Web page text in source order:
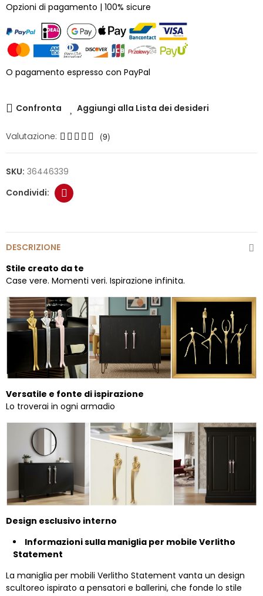
Opzioni di pagamento | 100% sicure
O pagamento espresso con PayPal
Confronta Aggiungi alla Lista dei desideri
Valutazione: (9)
SKU: 36446339
DESCRIZIONE
Stile creato da te
Case vere. Momenti veri. Ispirazione infinita.
Versatile e fonte di ispirazione
Lo troverai in ogni armadio
Design esclusivo interno
Informazioni sulla maniglia per mobile Verlitho
Statement
La maniglia per mobili Verlitho Statement vanta un design
scultoreo ispirato a pensatori e ballerini, che fonde lo stile